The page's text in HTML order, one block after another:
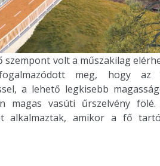
szempont volt a műszakilag
meg, hogy az
a lehető legkisebb
magas vasúti űrszelvény
alkalmaztak, amikor a fő